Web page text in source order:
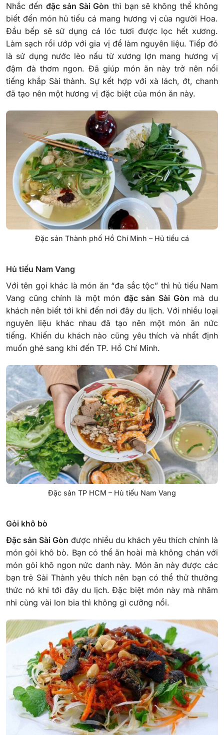
Nhắc đến đặc sản Sài Gòn thì bạn sẽ không thể không
biết đến món hủ tiếu cá mang hương vị của người Hoa.
Đầu bếp sẽ sử dụng cá lóc tươi được lọc hết xương.
Làm sạch rồi ướp với gia vị để làm nguyên liệu. Tiếp đó
là sử dụng nước lèo nấu từ xương lợn mang hương vị
đậm đà thơm ngon. Đã giúp món ăn này trở nên nổi
tiếng khắp Sài thành. Sự kết hợp với xà lách, ớt, chanh
đã tạo nên một hương vị đặc biệt của món ăn này.
Đặc sản Thành phố Hồ Chí Minh – Hủ tiếu cá
Hủ tiếu Nam Vang
Với tên gọi khác là món ăn “đa sắc tộc” thì hủ tiếu Nam
Vang cũng chính là một món đặc sản Sài Gòn mà du
khách nên biết tới khi đến nơi đây du lịch. Với nhiều loại
nguyên liệu khác nhau đã tạo nên một món ăn nức
tiếng. Khiến du khách nào cũng yêu thích và nhất định
muốn ghé sang khi đến TP. Hồ Chí Minh.
Đặc sản TP HCM – Hủ tiếu Nam Vang
Gỏi khô bò
Đặc sản Sài Gòn được nhiều du khách yêu thích chính là
món gỏi khô bò. Bạn có thể ăn hoài mà không chán với
món gỏi khô ngon nức danh này. Món ăn này được các
bạn trẻ Sài Thành yêu thích nên bạn có thể thử thưởng
thức nó khi tới đây du lịch. Đặc biệt món này mà nhâm
nhi cùng vài lon bia thì không gì cưỡng nổi.